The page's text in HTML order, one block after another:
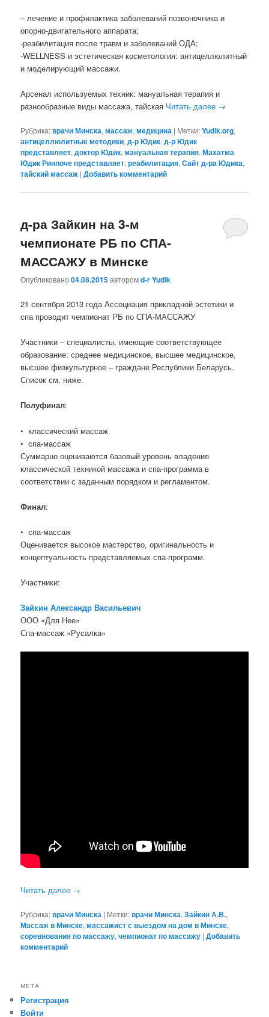
– лечение и профилактика заболеваний позвоночника и
опорно-двигательного аппарата;
-реабилитация после травм и заболеваний ОДА;
-WELLNESS и эстетическая косметология: антицеллюлитный
и моделирующий массажи.
Арсенал используемых техник: мануальная терапия и
разнообразные виды массажа, тайская Читать далее →
Рубрика:врачи Минска,массаж,медицина | Метки:Yudik.org,
антицеллюлитные методики,д-р Юдик,д-р Юдик
представляет,доктор Юдик,мануальная терапия,Махатма
Юдик Ринпоче представляет,реабилитация,Сайт д-ра Юдика,
тайский массаж |Добавить комментарий
д-ра Зайкин на 3-м
чемпионате РБ по СПА-
МАССАЖУ в Минске
Опубликовано04.08.2015авторомd-r Yudik
21 сентября 2013 года Ассоциация прикладной эстетики и
спа проводит чемпионат РБ по СПА-МАССАЖУ
Участники – специалисты, имеющие соответствующее
образование: среднее медицинское, высшее медицинское,
высшее физкультурное – граждане Республики Беларусь.
Список см. ниже.
Полуфинал:
• классический массаж
• спа-массаж
Суммарно оцениваются базовый уровень владения
классической техникой массажа и спа-программа в
соответствии с заданным порядком и регламентом.
Финал:
• спа-массаж
Оценивается высокое мастерство, оригинальность и
концептуальность представляемых спа-программ.
Участники:
Зайкин Александр Васильевич
ООО «Для Нее»
Спа-массаж «Русалка»
Читать далее →
Рубрика:врачи Минска | Метки:врачи Минска,Зайкин А.В.,
Массаж в Минске,массажист с выездом на дом в Минске,
соревнования по массажу,чемпионат по массажу |Добавить
комментарий
МЕТА
Регистрация
Войти